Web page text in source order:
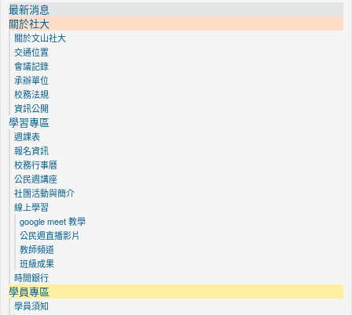
最新消息
關於社大
關於文山社大
交通位置
會議記錄
承辦單位
校務法規
資訊公開
學習專區
週課表
報名資訊
校務行事曆
公民週講座
社團活動與簡介
線上學習
google meet 教學
公民週直播影片
教師頻道
班級成果
時間銀行
學員專區
學員須知